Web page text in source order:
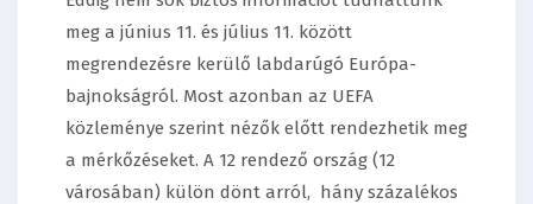
meg a június 11. és július 11. között
megrendezésre kerülő labdarúgó Európa-
bajnokságról. Most azonban az UEFA
közleménye szerint nézők előtt rendezhetik meg
a mérkőzéseket. A 12 rendező ország (12
városában) külön dönt arról, hány százalékos